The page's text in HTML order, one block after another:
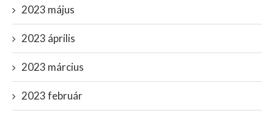
2023 május
2023 április
2023 március
2023 február